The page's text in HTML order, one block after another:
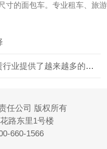
寸的面包车。专业租车、旅游
提供了越来越多的出行选择
任公司 版权所有
路东里1号楼
660-1566